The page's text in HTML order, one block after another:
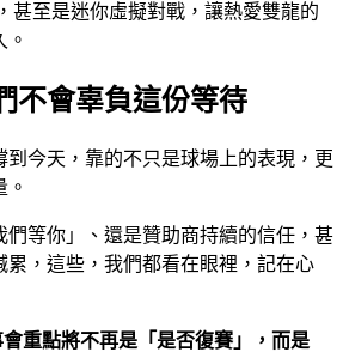
甚至是迷你虛擬對戰，讓熱愛雙龍的
不會辜負這份等待
今天，靠的不只是球場上的表現，更
們等你」、還是贊助商持續的信任，甚
累，這些，我們都看在眼裡，記在心
會重點將不再是「是否復賽」，而是